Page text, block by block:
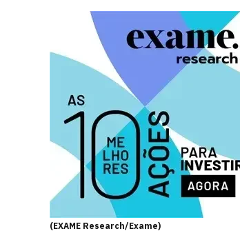
(EXAME Research/Exame)